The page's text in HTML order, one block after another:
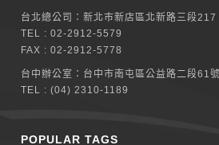
台北總公司：新北巿新店區北新路三段
TEL :02-2912-5579
FAX : 02-2912-5778
台中辦公室： 台中市南屯區公益路二段61
TEL :(04) 2310-1189
POPULAR TAGS